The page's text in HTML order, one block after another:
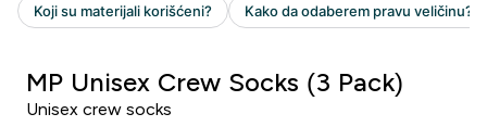
MP Unisex Crew Socks (3 Pack)
Unisex crew socks